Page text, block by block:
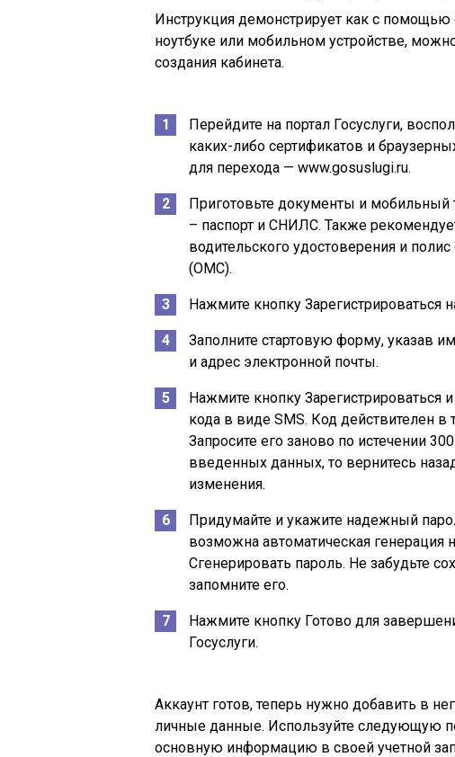
Инструкция демонстрирует как с
ноутбуке или мобильном устройстве,
создания кабинета.
Перейдите на портал Госуслуги,
каких-либо сертификатов и
для перехода — www.gosuslugi.ru.
Приготовьте документы и
– паспорт и СНИЛС. Также
водительского удостоверения и
(ОМС).
Нажмите кнопку Зарегистрироваться
Заполните стартовую форму, указав
и адрес электронной почты.
Нажмите кнопку Зарегистрироваться
кода в виде SMS. Код действителен в
Запросите его заново по истечении
введенных данных, то вернитесь
изменения.
Придумайте и укажите надежный
возможна автоматическая
Сгенерировать пароль. Не забудьте
запомните его.
Нажмите кнопку Готово для
Госуслуги.
Аккаунт готов, теперь нужно добавить в
личные данные. Используйте следующую
основную информацию в своей учетной